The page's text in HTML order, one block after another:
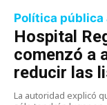
Política pública
Hospital
comenzó a
reducir las
La autoridad explicó